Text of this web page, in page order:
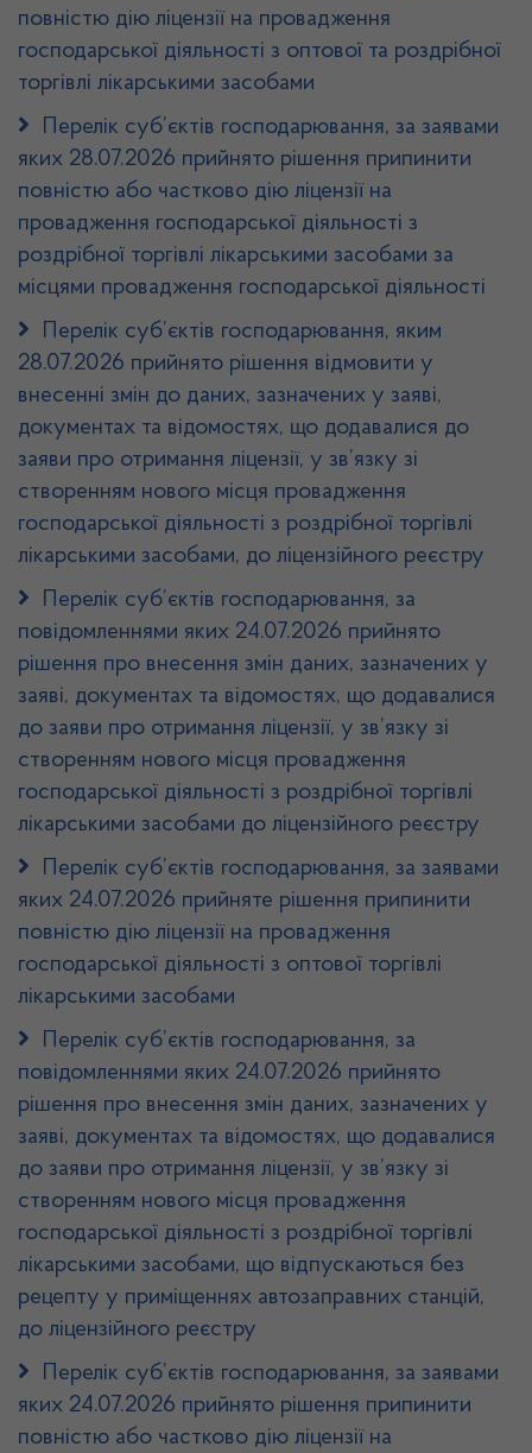
повністю дію ліцензії на провадження
господарської діяльності з оптової та роздрібної
торгівлі лікарськими засобами
Перелік суб’єктів господарювання, за заявами
яких 28.07.2026 прийнято рішення припинити
повністю або частково дію ліцензії на
провадження господарської діяльності з
роздрібної торгівлі лікарськими засобами за
місцями провадження господарської діяльності
Перелік суб’єктів господарювання, яким
28.07.2026 прийнято рішення відмовити у
внесенні змін до даних, зазначених у заяві,
документах та відомостях, що додавалися до
заяви про отримання ліцензії, у зв’язку зі
створенням нового місця провадження
господарської діяльності з роздрібної торгівлі
лікарськими засобами, до ліцензійного реєстру
Перелік суб’єктів господарювання, за
повідомленнями яких 24.07.2026 прийнято
рішення про внесення змін даних, зазначених у
заяві, документах та відомостях, що додавалися
до заяви про отримання ліцензії, у зв’язку зі
створенням нового місця провадження
господарської діяльності з роздрібної торгівлі
лікарськими засобами до ліцензійного реєстру
Перелік суб’єктів господарювання, за заявами
яких 24.07.2026 прийняте рішення припинити
повністю дію ліцензії на провадження
господарської діяльності з оптової торгівлі
лікарськими засобами
Перелік суб’єктів господарювання, за
повідомленнями яких 24.07.2026 прийнято
рішення про внесення змін даних, зазначених у
заяві, документах та відомостях, що додавалися
до заяви про отримання ліцензії, у зв’язку зі
створенням нового місця провадження
господарської діяльності з роздрібної торгівлі
лікарськими засобами, що відпускаються без
рецепту у приміщеннях автозаправних станцій,
до ліцензійного реєстру
Перелік суб’єктів господарювання, за заявами
яких 24.07.2026 прийнято рішення припинити
повністю або частково дію ліцензії на